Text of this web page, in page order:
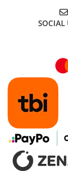
SOCIAL